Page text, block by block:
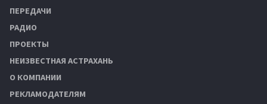
ПЕРЕДАЧИ
РАДИО
ПРОЕКТЫ
НЕИЗВЕСТНАЯ АСТРАХАНЬ
О КОМПАНИИ
РЕКЛАМОДАТЕЛЯМ